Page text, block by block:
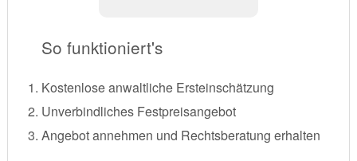
So funktioniert's
Kostenlose anwaltliche Ersteinschätzung
Unverbindliches Festpreisangebot
Angebot annehmen und Rechtsberatung erhalten